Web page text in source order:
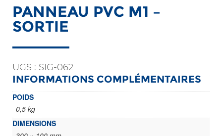
PANNEAU PVC M1 –
SORTIE
UGS : SIG-062
INFORMATIONS COMPLÉMENTAIRES
POIDS
0,5 kg
DIMENSIONS